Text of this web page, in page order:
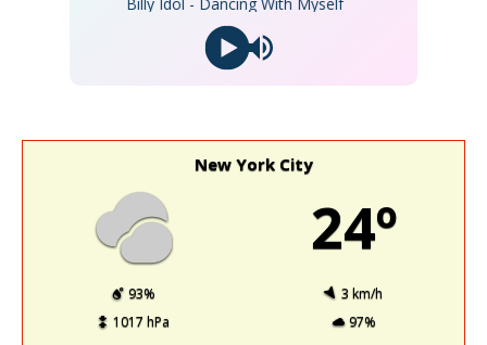
New York City
24º
93%
3 km/h
1017 hPa
97%